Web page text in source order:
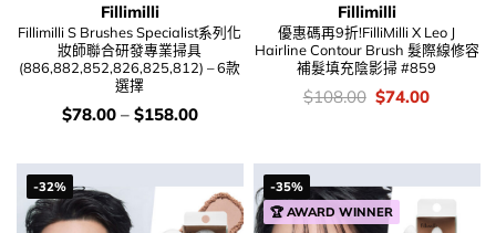
Fillimilli
Fillimilli S Brushes Specialist系列化
妝師聯合研發專業掃具
(886,882,852,826,825,812) – 6款
選擇
價
錢：
$78.00– $158.00
Fillimilli
優惠碼再9折!FilliMilli X Leo J
Hairline Contour Brush 髮際線修容
補髮填充陰影掃 #859
價
錢：
$108.00 Original
price
$74.00Current
-32%
-35%
🏆 AWARD WINNER